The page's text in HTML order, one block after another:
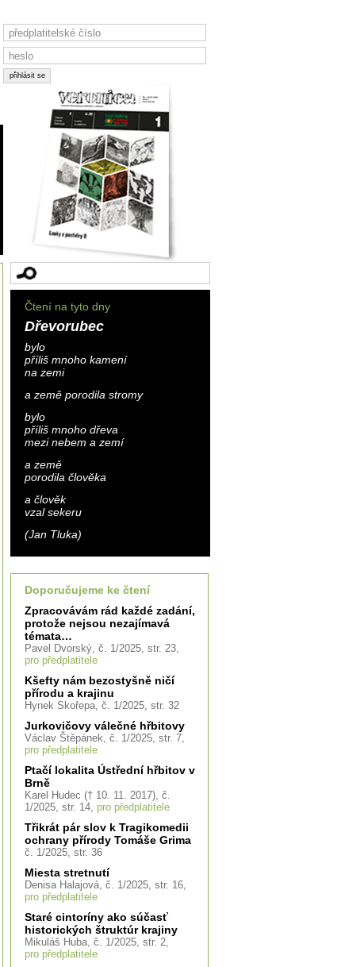
Čtení na tyto dny
Dřevorubec
bylo
příliš mnoho kamení
na zemi
a země porodila stromy
bylo
příliš mnoho dřeva
mezi nebem a zemí
a země
porodila člověka
a člověk
vzal sekeru
(Jan Tluka)
Doporučujeme ke čtení
Zpracovávám rád každé zadání,
protože nejsou nezajímavá
témata…
Pavel Dvorský, č. 1/2025, str. 23,
pro předplatitele
Kšefty nám bezostyšně ničí
přírodu a krajinu
Hynek Skořepa, č. 1/2025, str. 32
Jurkovičovy válečné hřbitovy
Václav Štěpánek, č. 1/2025, str. 7,
pro předplatitele
Ptačí lokalita Ústřední hřbitov v
Brně
Karel Hudec († 10. 11. 2017), č.
1/2025, str. 14, pro předplatitele
Třikrát pár slov k Tragikomedii
ochrany přírody Tomáše Grima
č. 1/2025, str. 36
Miesta stretnutí
Denisa Halajová, č. 1/2025, str. 16,
pro předplatitele
Staré cintoríny ako súčasť
historických štruktúr krajiny
Mikuláš Huba, č. 1/2025, str. 2,
pro předplatitele